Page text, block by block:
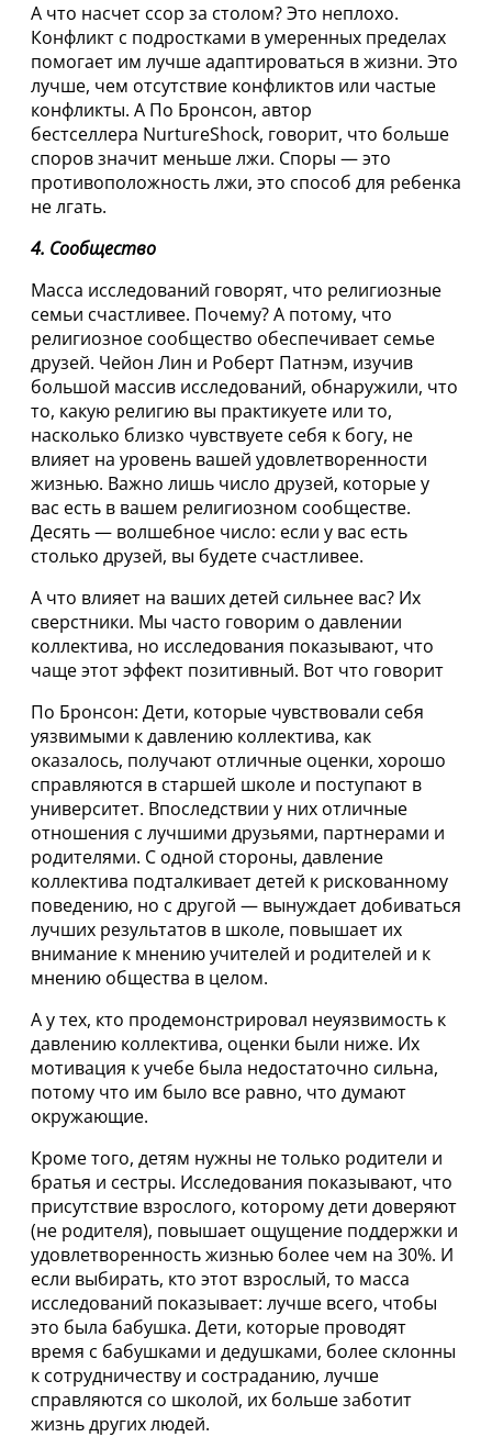
А что насчет ссор за столом? Это неплохо.
Конфликт с подростками в умеренных пределах
помогает им лучше адаптироваться в жизни. Это
лучше, чем отсутствие конфликтов или частые
конфликты. А По Бронсон, автор
бестселлера NurtureShock, говорит, что больше
споров значит меньше лжи. Споры — это
противоположность лжи, это способ для ребенка
не лгать.
4. Сообщество
Масса исследований говорят, что религиозные
семьи счастливее. Почему? А потому, что
религиозное сообщество обеспечивает семье
друзей. Чейон Лин и Роберт Патнэм, изучив
большой массив исследований, обнаружили, что
то, какую религию вы практикуете или то,
насколько близко чувствуете себя к богу, не
влияет на уровень вашей удовлетворенности
жизнью. Важно лишь число друзей, которые у
вас есть в вашем религиозном сообществе.
Десять — волшебное число: если у вас есть
столько друзей, вы будете счастливее.
А что влияет на ваших детей сильнее вас? Их
сверстники. Мы часто говорим о давлении
коллектива, но исследования показывают, что
чаще этот эффект позитивный. Вот что говорит
По Бронсон: Дети, которые чувствовали себя
уязвимыми к давлению коллектива, как
оказалось, получают отличные оценки, хорошо
справляются в старшей школе и поступают в
университет. Впоследствии у них отличные
отношения с лучшими друзьями, партнерами и
родителями. С одной стороны, давление
коллектива подталкивает детей к рискованному
поведению, но с другой — вынуждает добиваться
лучших результатов в школе, повышает их
внимание к мнению учителей и родителей и к
мнению общества в целом.
А у тех, кто продемонстрировал неуязвимость к
давлению коллектива, оценки были ниже. Их
мотивация к учебе была недостаточно сильна,
потому что им было все равно, что думают
окружающие.
Кроме того, детям нужны не только родители и
братья и сестры. Исследования показывают, что
присутствие взрослого, которому дети доверяют
(не родителя), повышает ощущение поддержки и
удовлетворенность жизнью более чем на 30%. И
если выбирать, кто этот взрослый, то масса
исследований показывает: лучше всего, чтобы
это была бабушка. Дети, которые проводят
время с бабушками и дедушками, более склонны
к сотрудничеству и состраданию, лучше
справляются со школой, их больше заботит
жизнь других людей.